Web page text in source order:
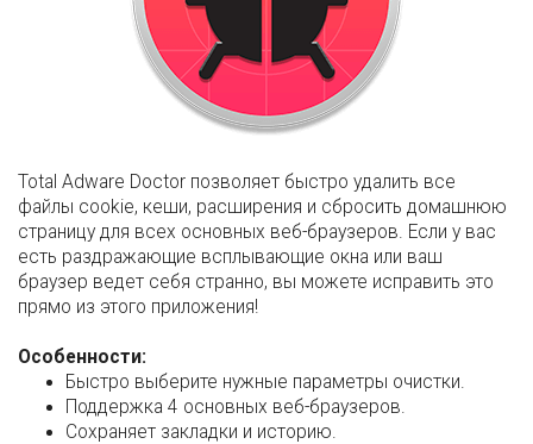
Total Adware Doctor позволяет быстро удалить все
файлы cookie, кеши, расширения и сбросить домашнюю
страницу для всех основных веб-браузеров. Если у вас
есть раздражающие всплывающие окна или ваш
браузер ведет себя странно, вы можете исправить это
прямо из этого приложения!
Особенности:
Быстро выберите нужные параметры очистки.
Поддержка 4 основных веб-браузеров.
Сохраняет закладки и историю.